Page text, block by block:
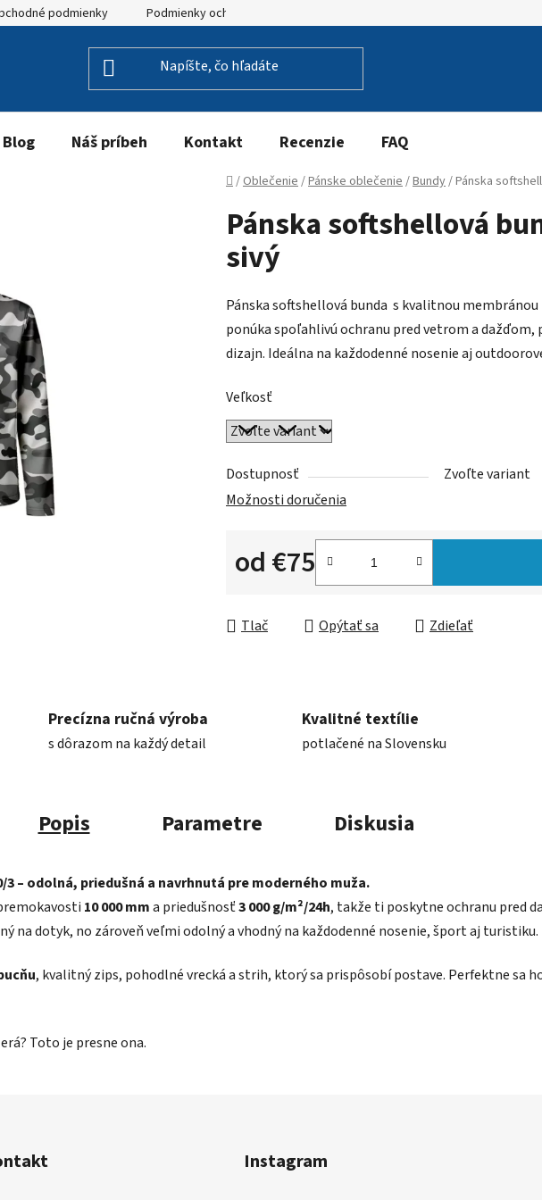
podmienky Podmienky ochrany osobných údajov
Blog Náš príbeh Kontakt Recenzie FAQ
Domov
/Oblečenie/Pánske oblečenie/Bundy/Pánska
Pánska softshellová
sivý
Pánska softshellová bunda s kvalitnou membránou
ponúka spoľahlivú ochranu pred vetrom a dažďom,
dizajn. Ideálna na každodenné nosenie aj
Veľkosť
Dostupnosť
Zvoľte variant
Možnosti doručenia
od€75
Jednotková cena:
Tlač Opýtať sa Zdieľať
Precízna ručná výroba
s dôrazom na každý detail
Kvalitné textílie
potlačené na Slovensku
Popis Parametre Diskusia
– odolná, priedušná a navrhnutá pre moderného muža.
10 000 mma priedušnosť3 000 g/m²/24h, takže ti poskytne ochranu pred
na dotyk, no zároveň veľmi odolný a vhodný na každodenné nosenie, šport aj turistiku.
, kvalitný zips, pohodlné vrecká a strih, ktorý sa prispôsobí postave. Perfektne sa
Toto je presne ona.
Instagram